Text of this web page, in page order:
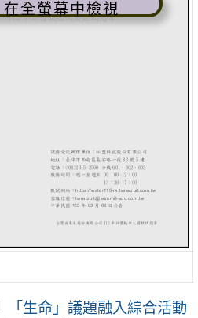
在全螢幕中檢視
「生命」議題融入綜合活動